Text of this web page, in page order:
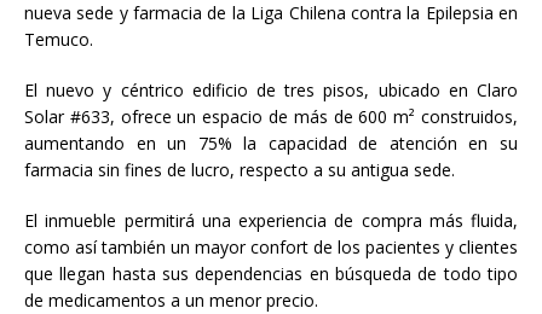
nueva sede y farmacia de la Liga Chilena contra la Epilepsia en
Temuco.
El nuevo y céntrico edificio de tres pisos, ubicado en Claro
Solar #633, ofrece un espacio de más de 600 m² construidos,
aumentando en un 75% la capacidad de atención en su
farmacia sin fines de lucro, respecto a su antigua sede.
El inmueble permitirá una experiencia de compra más fluida,
como así también un mayor confort de los pacientes y clientes
que llegan hasta sus dependencias en búsqueda de todo tipo
de medicamentos a un menor precio.